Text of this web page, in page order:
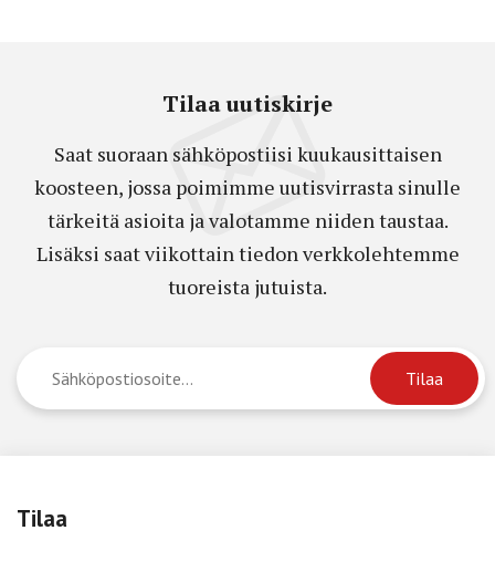
Tilaa uutiskirje
Saat suoraan sähköpostiisi kuukausittaisen
koosteen, jossa poimimme uutisvirrasta sinulle
tärkeitä asioita ja valotamme niiden taustaa.
Lisäksi saat viikottain tiedon verkkolehtemme
tuoreista jutuista.
Tilaa